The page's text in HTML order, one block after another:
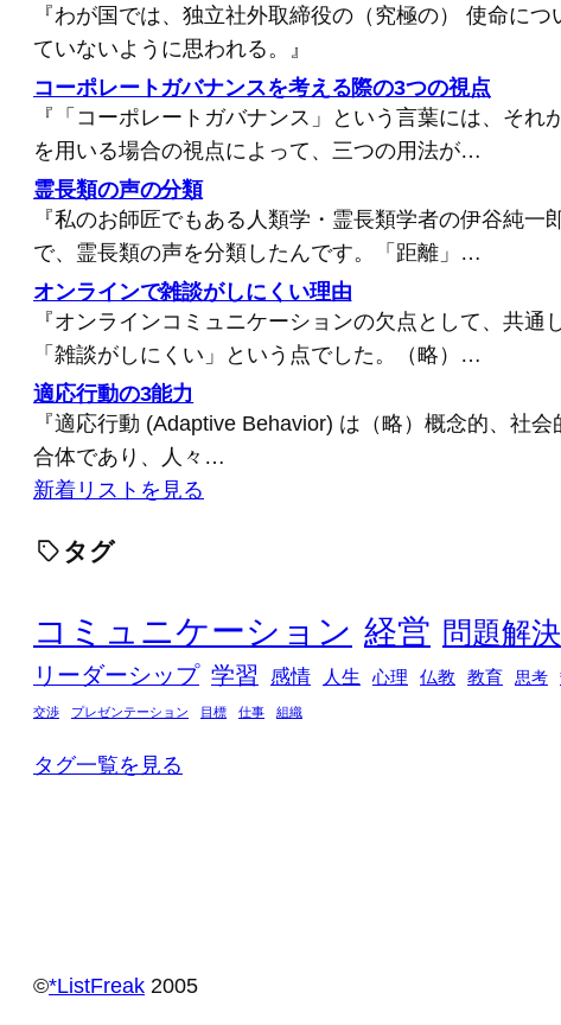
『わが国では、独立社外取締役の（究極の） 使命に
ていないように思われる。』
コーポレートガバナンスを考える際の3つの視点
『「コーポレートガバナンス」という言葉には、それ
を用いる場合の視点によって、三つの用法が…
霊長類の声の分類
『私のお師匠でもある人類学・霊長類学者の伊谷純一
で、霊長類の声を分類したんです。「距離」…
オンラインで雑談がしにくい理由
『オンラインコミュニケーションの欠点として、共通
「雑談がしにくい」という点でした。（略）…
適応行動の3能力
『適応行動 (Adaptive Behavior) は（略）概念的、社
合体であり、人々…
新着リストを見る
タグ
コミュニケーション 経営 問題解決
リーダーシップ 学習 感情 人生 心理 仏教 教育 思考
交渉 プレゼンテーション 目標 仕事 組織
タグ一覧を見る
©️*ListFreak 2005